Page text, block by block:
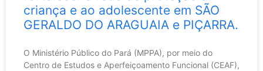
criança e ao adolescente em SÃO
GERALDO DO ARAGUAIA e PIÇARRA.
O Ministério Público do Pará (MPPA), por meio do
Centro de Estudos e Aperfeiçoamento Funcional (CEAF),